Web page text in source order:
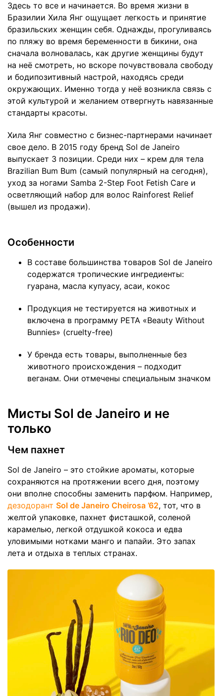
Здесь то все и начинается. Во время жизни в
Бразилии Хила Янг ощущает легкость и принятие
бразильских женщин себя. Однажды, прогуливаясь
по пляжу во время беременности в бикини, она
сначала волновалась, как другие женщины будут
на неё смотреть, но вскоре почувствовала свободу
и бодипозитивный настрой, находясь среди
окружающих. Именно тогда у неё возникла связь с
этой культурой и желанием отвергнуть навязанные
стандарты красоты.
Хила Янг совместно с бизнес-партнерами начинает
свое дело. В 2015 году бренд Sol de Janeiro
выпускает 3 позиции. Среди них – крем для тела
Brazilian Bum Bum (самый популярный на сегодня),
уход за ногами Samba 2-Step Foot Fetish Care и
осветляющий набор для волос Rainforest Relief
(вышел из продажи).
Особенности
В составе большинства товаров Sol de Janeiro
содержатся тропические ингредиенты:
гуарана, масла купуасу, асаи, кокос
Продукция не тестируется на животных и
включена в программу PETA «Beauty Without
Bunnies» (cruelty-free)
У бренда есть товары, выполненные без
животного происхождения – подходит
веганам. Они отмечены специальным значком
Мисты Sol de Janeiro и не
только
Чем пахнет
Sol de Janeiro – это стойкие ароматы, которые
сохраняются на протяжении всего дня, поэтому
они вполне способны заменить парфюм. Например,
дезодорант Sol de Janeiro Cheirosa ’62, тот, что в
желтой упаковке, пахнет фисташкой, соленой
карамелью, легкой отдушкой кокоса и едва
уловимыми нотками манго и папайи. Это запах
лета и отдыха в теплых странах.